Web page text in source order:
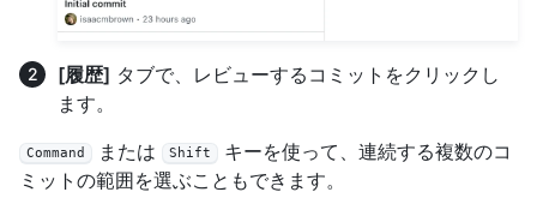
[履歴] タブで、レビューするコミットをクリックし
ます。
Command または Shift
キーを使って、連続する複数のコ
ミットの範囲を選ぶこともできます。